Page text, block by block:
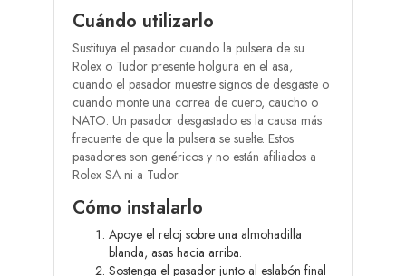
Cuándo utilizarlo
Sustituya el pasador cuando la pulsera de su
Rolex o Tudor presente holgura en el asa,
cuando el pasador muestre signos de desgaste o
cuando monte una correa de cuero, caucho o
NATO. Un pasador desgastado es la causa más
frecuente de que la pulsera se suelte. Estos
pasadores son genéricos y no están afiliados a
Rolex SA ni a Tudor.
Cómo instalarlo
Apoye el reloj sobre una almohadilla
blanda, asas hacia arriba.
Sostenga el pasador junto al eslabón final